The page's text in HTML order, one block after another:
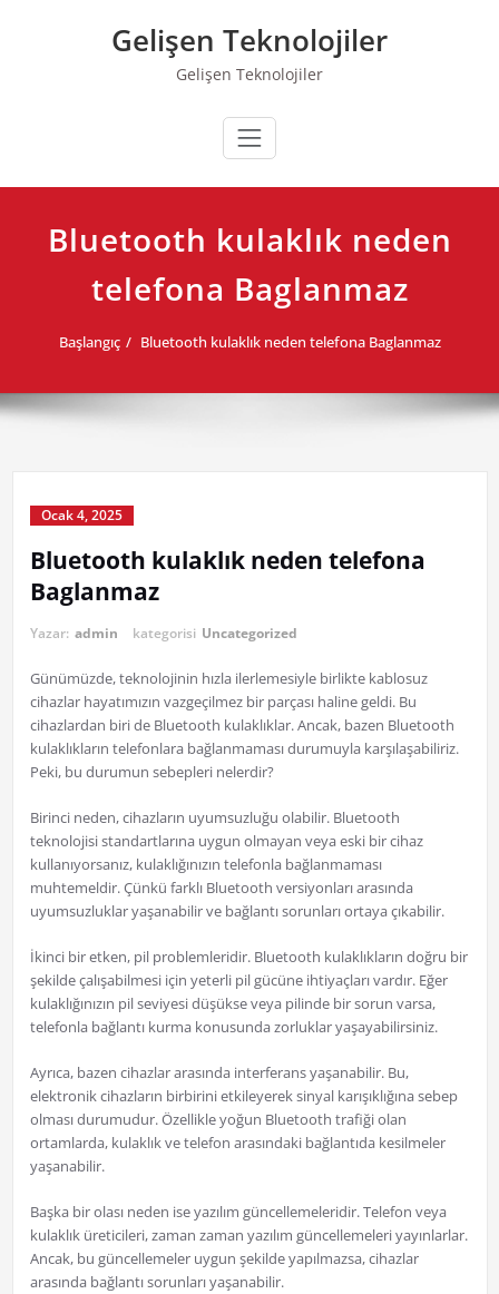
Gelişen Teknolojiler
Gelişen Teknolojiler
Bluetooth kulaklık neden
telefona Baglanmaz
Başlangıç Bluetooth kulaklık neden telefona Baglanmaz
Ocak 4, 2025
Bluetooth kulaklık neden telefona
Baglanmaz
Yazar: admin kategorisi Uncategorized
Günümüzde, teknolojinin hızla ilerlemesiyle birlikte kablosuz
cihazlar hayatımızın vazgeçilmez bir parçası haline geldi. Bu
cihazlardan biri de Bluetooth kulaklıklar. Ancak, bazen Bluetooth
kulaklıkların telefonlara bağlanmaması durumuyla karşılaşabiliriz.
Peki, bu durumun sebepleri nelerdir?
Birinci neden, cihazların uyumsuzluğu olabilir. Bluetooth
teknolojisi standartlarına uygun olmayan veya eski bir cihaz
kullanıyorsanız, kulaklığınızın telefonla bağlanmaması
muhtemeldir. Çünkü farklı Bluetooth versiyonları arasında
uyumsuzluklar yaşanabilir ve bağlantı sorunları ortaya çıkabilir.
İkinci bir etken, pil problemleridir. Bluetooth kulaklıkların doğru bir
şekilde çalışabilmesi için yeterli pil gücüne ihtiyaçları vardır. Eğer
kulaklığınızın pil seviyesi düşükse veya pilinde bir sorun varsa,
telefonla bağlantı kurma konusunda zorluklar yaşayabilirsiniz.
Ayrıca, bazen cihazlar arasında interferans yaşanabilir. Bu,
elektronik cihazların birbirini etkileyerek sinyal karışıklığına sebep
olması durumudur. Özellikle yoğun Bluetooth trafiği olan
ortamlarda, kulaklık ve telefon arasındaki bağlantıda kesilmeler
yaşanabilir.
Başka bir olası neden ise yazılım güncellemeleridir. Telefon veya
kulaklık üreticileri, zaman zaman yazılım güncellemeleri yayınlarlar.
Ancak, bu güncellemeler uygun şekilde yapılmazsa, cihazlar
arasında bağlantı sorunları yaşanabilir.